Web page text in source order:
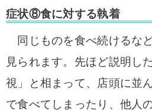
症状⑧食に対する執着
同じものを食べ続けるな
見られます。先ほど説明し
視」と相まって、店頭に並
で食べてしまったり、他人